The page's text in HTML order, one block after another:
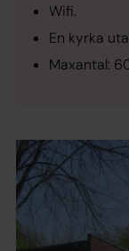
Wifi.
En kyrka
Maxantal: